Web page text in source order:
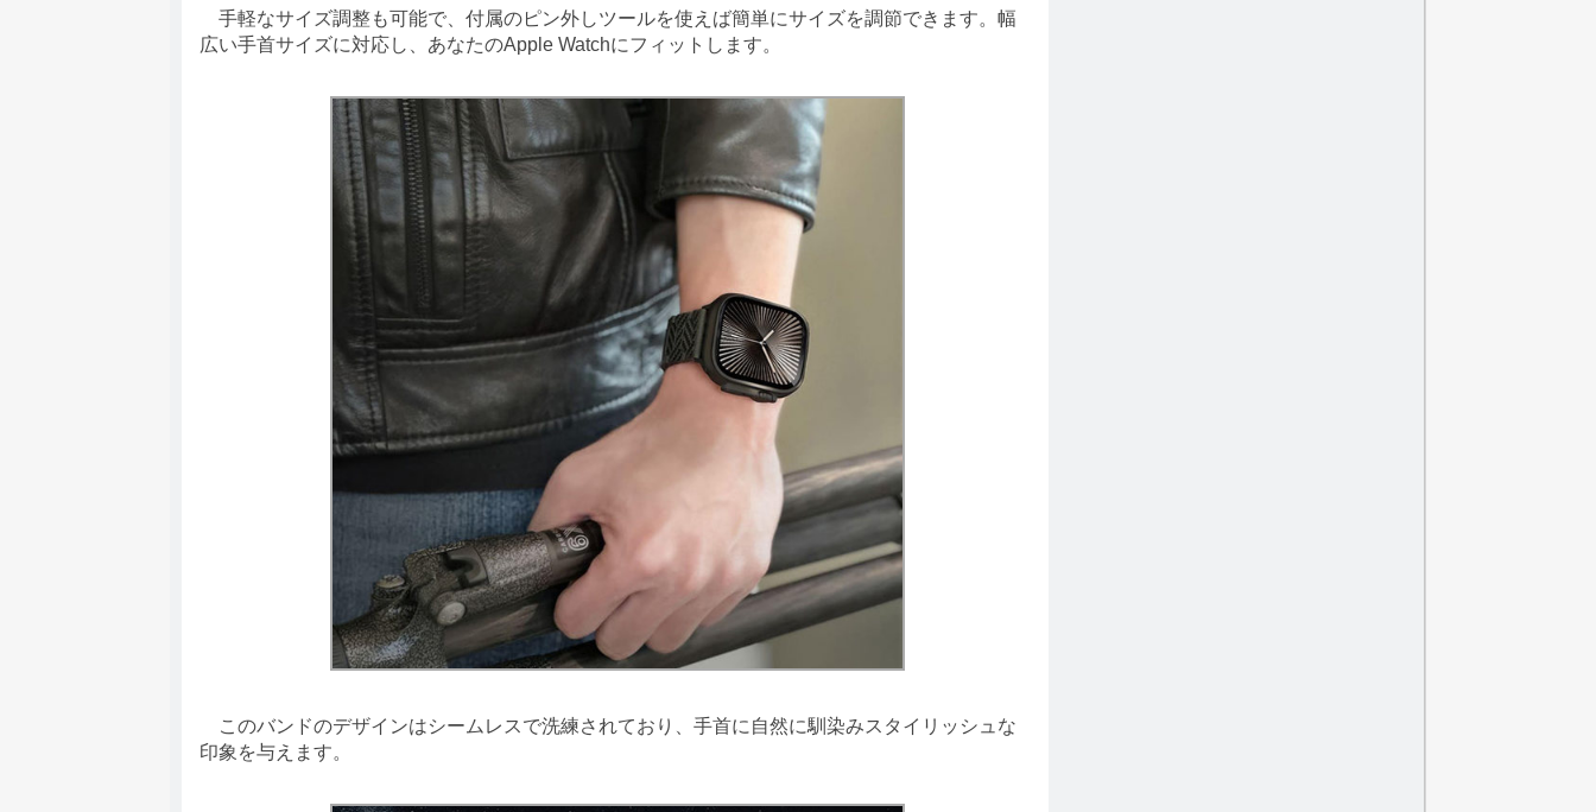
手軽なサイズ調整も可能で、付属のピン外しツールを使えば簡単にサイズを調節できます。幅
広い手首サイズに対応し、あなたのApple Watchにフィットします。
このバンドのデザインはシームレスで洗練されており、手首に自然に馴染みスタイリッシュな
印象を与えます。